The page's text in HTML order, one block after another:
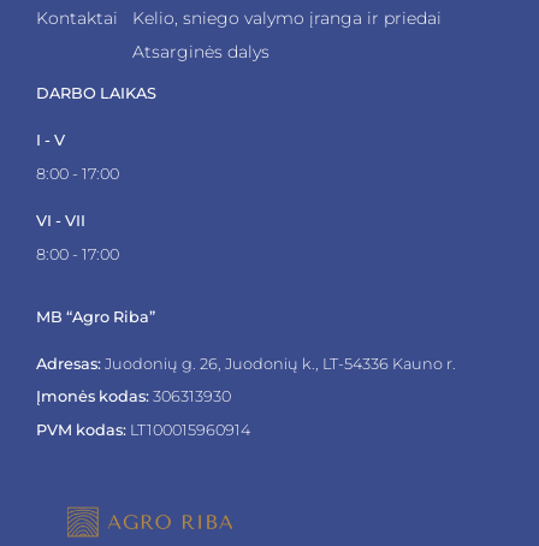
Kontaktai
Kelio, sniego valymo įranga ir priedai
Atsarginės dalys
DARBO LAIKAS
I - V
8:00 - 17:00
VI - VII
8:00 - 17:00
MB “Agro Riba”
Adresas: Juodonių g. 26, Juodonių k., LT-54336 Kauno r.
Įmonės kodas: 306313930
PVM kodas: LT100015960914